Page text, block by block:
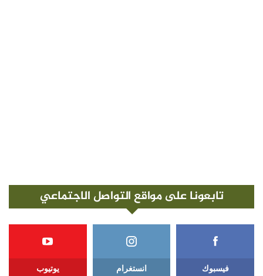
تابعونا على مواقع التواصل الاجتماعي
فيسبوك انستغرام يوتيوب